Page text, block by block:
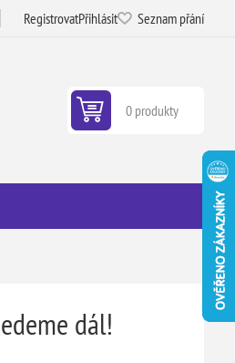
RegistrovatPřihlásit Seznam přání
0 produkty
dál!